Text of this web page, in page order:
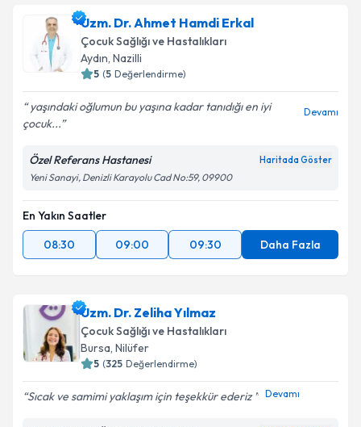
Uzm. Dr. Ahmet Hamdi Erkal
Çocuk Sağlığı ve Hastalıkları
Aydın, Nazilli
5 (5 Değerlendirme)
yaşındaki oğlumun bu yaşına kadar tanıdığı en iyi
çocuk...
Devamı
Özel Referans Hastanesi Haritada Göster
Yeni Sanayi, Denizli Karayolu Cad No:59, 09900
En Yakın Saatler
08:30
09:00 09:30 Daha Fazla
Uzm. Dr. Zeliha Yılmaz
Çocuk Sağlığı ve Hastalıkları
Bursa, Nilüfer
5 (325 Değerlendirme)
Sıcak ve samimi yaklaşım için teşekkür ederiz Devamı